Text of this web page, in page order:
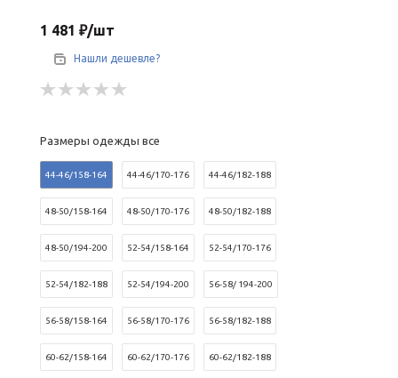
1 481 ₽/шт
Нашли дешевле?
Размеры одежды все
44-46/158-164 44-46/170-176 44-46/182-188
48-50/158-164 48-50/170-176 48-50/182-188
48-50/194-200 52-54/158-164 52-54/170-176
52-54/182-188 52-54/194-200 56-58/ 194-200
56-58/158-164 56-58/170-176 56-58/182-188
60-62/158-164 60-62/170-176 60-62/182-188